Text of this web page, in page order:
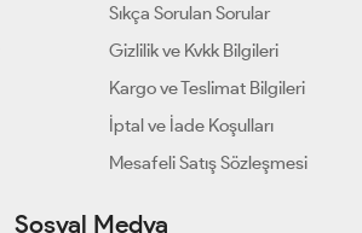
Sıkça Sorulan Sorular
Gizlilik ve Kvkk Bilgileri
Kargo ve Teslimat Bilgileri
İptal ve İade Koşulları
Mesafeli Satış Sözleşmesi
Sosyal Medya